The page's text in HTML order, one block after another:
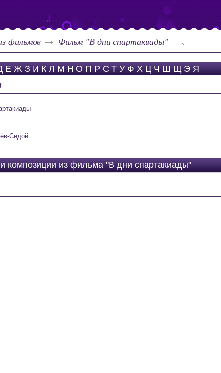
фильмов Фильм "В дни спартакиады"
Е Ж З И К Л М Н О П Р С Т У Ф Х Ц Ч Ш Щ Э Я
Седой
композиции из фильма "В дни спартакиады"